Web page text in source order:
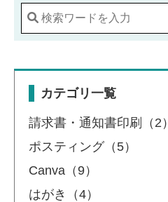
カテゴリ一覧
請求書・通知書印刷（2）
ポスティング（5）
Canva（9）
はがき（4）